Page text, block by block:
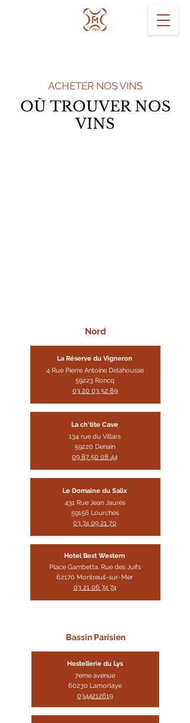
ACHETER NOS VINS
OÙ TROUVER NOS
VINS
Nord
La Réserve du Vigneron
4 Rue Pierre Antoine Delahousse
59223 Roncq
03 20 03 52 89
La ch'tite Cave
134 rue du Villars
59220 Denain
09 87 50 08 44
Le Domaine du Salix
431 Rue Jean Jaurès
59156 Lourches
03 74 09 21 70
Hotel Best Western
Place Gambetta, Rue des Juifs
62170 Montreuil-sur-Mer
03 21 06 74 74
Bassin Parisien
Hostellerie du Lys
7eme avenue
60230 Lamorlaye
0344212619